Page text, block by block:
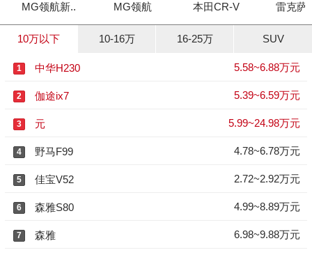
MG领航新.. MG领航 本田CR-V 雷克萨
10万以下 10-16万 16-25万 SUV
1 中华H230 5.58~6.88万元
2 伽途ix7 5.39~6.59万元
3 元 5.99~24.98万元
4 野马F99 4.78~6.78万元
5 佳宝V52 2.72~2.92万元
6 森雅S80 4.99~8.89万元
7 森雅 6.98~9.88万元